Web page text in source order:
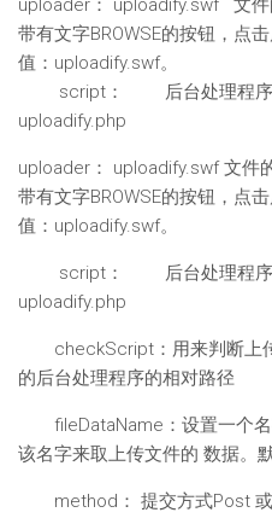
uploader： uploadify.swf 文
带有文字BROWSE的按钮，点
值：uploadify.swf。
script： 后台处理程序的
uploadify.php
uploader： uploadify.swf 文件
带有文字BROWSE的按钮，点
值：uploadify.swf。
script： 后台处理程序的
uploadify.php
checkScript：用来判断上
的后台处理程序的相对路径
fileDataName：设置一个名
该名字来取上传文件的 数据。
method： 提交方式Post 或